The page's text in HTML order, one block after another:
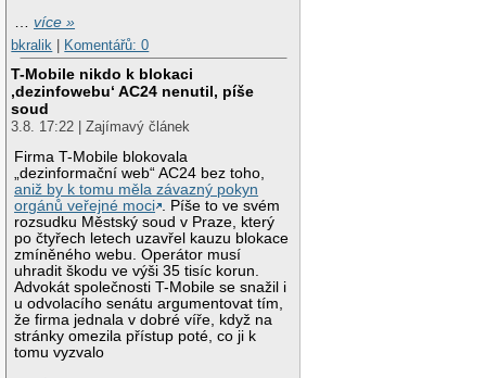
…více »
bkralik
Komentářů: 0
T-Mobile nikdo k blokaci
‚dezinfowebu‘ AC24 nenutil, píše
soud
3.8. 17:22 | Zajímavý článek
Firma T-Mobile blokovala
„dezinformační web“ AC24 bez toho,
aniž by k tomu měla závazný pokyn
orgánů veřejné moci . Píše to ve svém
rozsudku Městský soud v Praze, který
po čtyřech letech uzavřel kauzu blokace
zmíněného webu. Operátor musí
uhradit škodu ve výši 35 tisíc korun.
Advokát společnosti T-Mobile se snažil i
u odvolacího senátu argumentovat tím,
že firma jednala v dobré víře, když na
stránky omezila přístup poté, co ji k
tomu vyzvalo